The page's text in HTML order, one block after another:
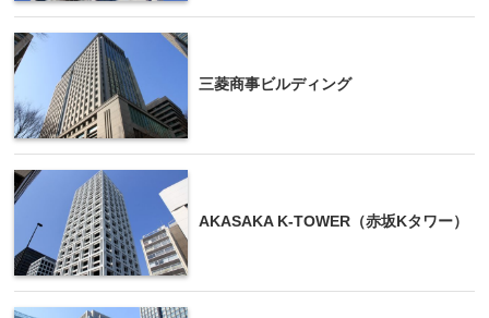
三菱商事ビルディング
AKASAKA K-TOWER（赤坂Kタワー）